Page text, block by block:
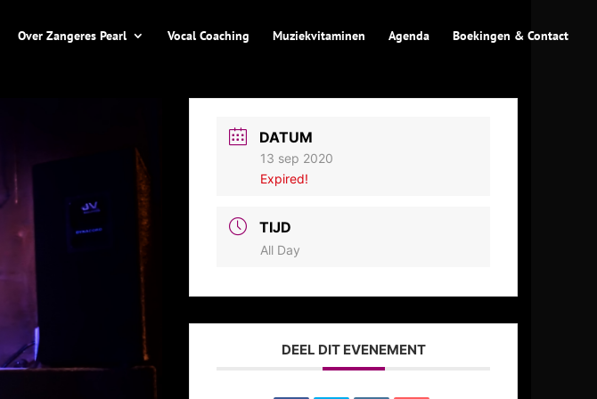
Over Zangeres Pearl Vocal Coaching Muziekvitaminen Agenda Boekingen & Contact
DATUM
13 sep 2020
Expired!
TIJD
All Day
DEEL DIT EVENEMENT